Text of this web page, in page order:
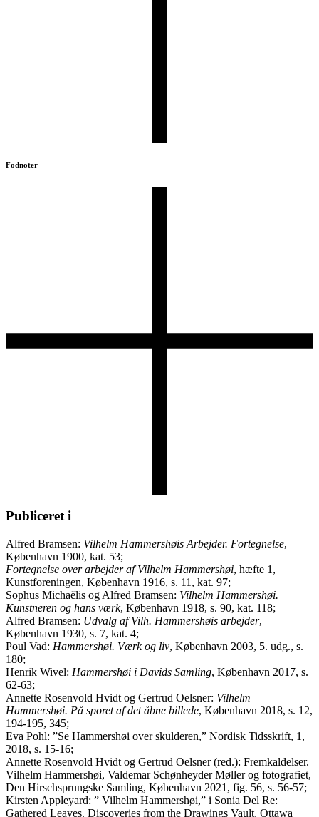
Fodnoter
Publiceret i
Alfred Bramsen: Vilhelm Hammershøis Arbejder. Fortegnelse,
København 1900, kat. 53;
Fortegnelse over arbejder af Vilhelm Hammershøi, hæfte 1,
Kunstforeningen, København 1916, s. 11, kat. 97;
Sophus Michaëlis og Alfred Bramsen: Vilhelm Hammershøi.
Kunstneren og hans værk, København 1918, s. 90, kat. 118;
Alfred Bramsen: Udvalg af Vilh. Hammershøis arbejder,
København 1930, s. 7, kat. 4;
Poul Vad: Hammershøi. Værk og liv, København 2003, 5. udg., s.
180;
Henrik Wivel: Hammershøi i Davids Samling, København 2017, s.
62-63;
Annette Rosenvold Hvidt og Gertrud Oelsner: Vilhelm
Hammershøi. På sporet af det åbne billede, København 2018, s. 12,
194-195, 345;
Eva Pohl: ”Se Hammershøi over skulderen,” Nordisk Tidsskrift, 1,
2018, s. 15-16;
Annette Rosenvold Hvidt og Gertrud Oelsner (red.): Fremkaldelser.
Vilhelm Hammershøi, Valdemar Schønheyder Møller og fotografiet,
Den Hirschsprungske Samling, København 2021, fig. 56, s. 56-57;
Kirsten Appleyard: ” Vilhelm Hammershøi,” i Sonia Del Re:
Gathered Leaves. Discoveries from the Drawings Vault, Ottawa